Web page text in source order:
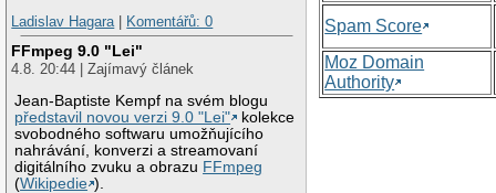
Ladislav Hagara| Komentářů: 0
FFmpeg 9.0 "Lei"
4.8. 20:44 | Zajímavý článek
Jean-Baptiste Kempf na svém blogu
představil novou verzi 9.0 "Lei"
kolekce
svobodného softwaru umožňujícího
nahrávání, konverzi a streamovaní
digitálního zvuku a obrazu FFmpeg
(Wikipedie ).
Spam Score
Moz Domain
Authority